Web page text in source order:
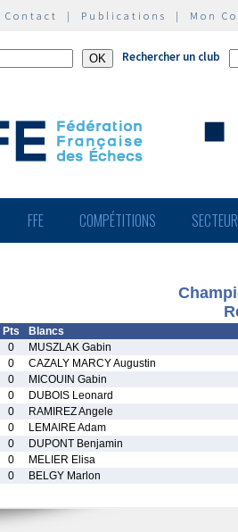
Contact | Publications | Mon
Rechercher un club
FFE COMPÉTITIONS
Pts
Blancs
0
MUSZLAK Gabin
0
CAZALY MARCY Augustin
0
MICOUIN Gabin
0
DUBOIS Leonard
0
RAMIREZ Angele
0
LEMAIRE Adam
0
DUPONT Benjamin
0
MELIER Elisa
0 BELGY Marlon